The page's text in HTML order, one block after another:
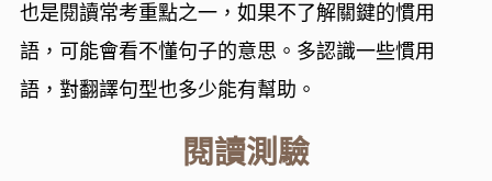
也是閱讀常考重點之一，如果不了解關鍵的慣用
語，可能會看不懂句子的意思。多認識一些慣用
語，對翻譯句型也多少能有幫助。
閱讀測驗